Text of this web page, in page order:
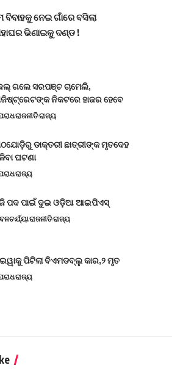
ବିବାହକୁ ନେଇ ଗାଁରେ ବସିଲା
ଭିଣାଇକୁ ଦଣ୍ଡ !
ଗଲେ ସରପଞ୍ଚ ଚାମେଲି,
ନିକଟରେ ହାଜର ହେବେ
ରାଜନୀତିରାଜ୍ୟ
ଡାକ୍ତରୀ ଛାତ୍ରୀଙ୍କ ମୃତଦେହ
ଘଟଣା
ରାଜ୍ୟ
ପଦ ପାଇଁ ଦୁଇ ଓଡ଼ିଆ ଆଇପିଏସ୍
ରାଜନୀତିରାଜ୍ୟ
ପିଟିଲା ବିଏମଡବ୍ଲୁ କାର,୨ ମୃତ
ରାଜ୍ୟ